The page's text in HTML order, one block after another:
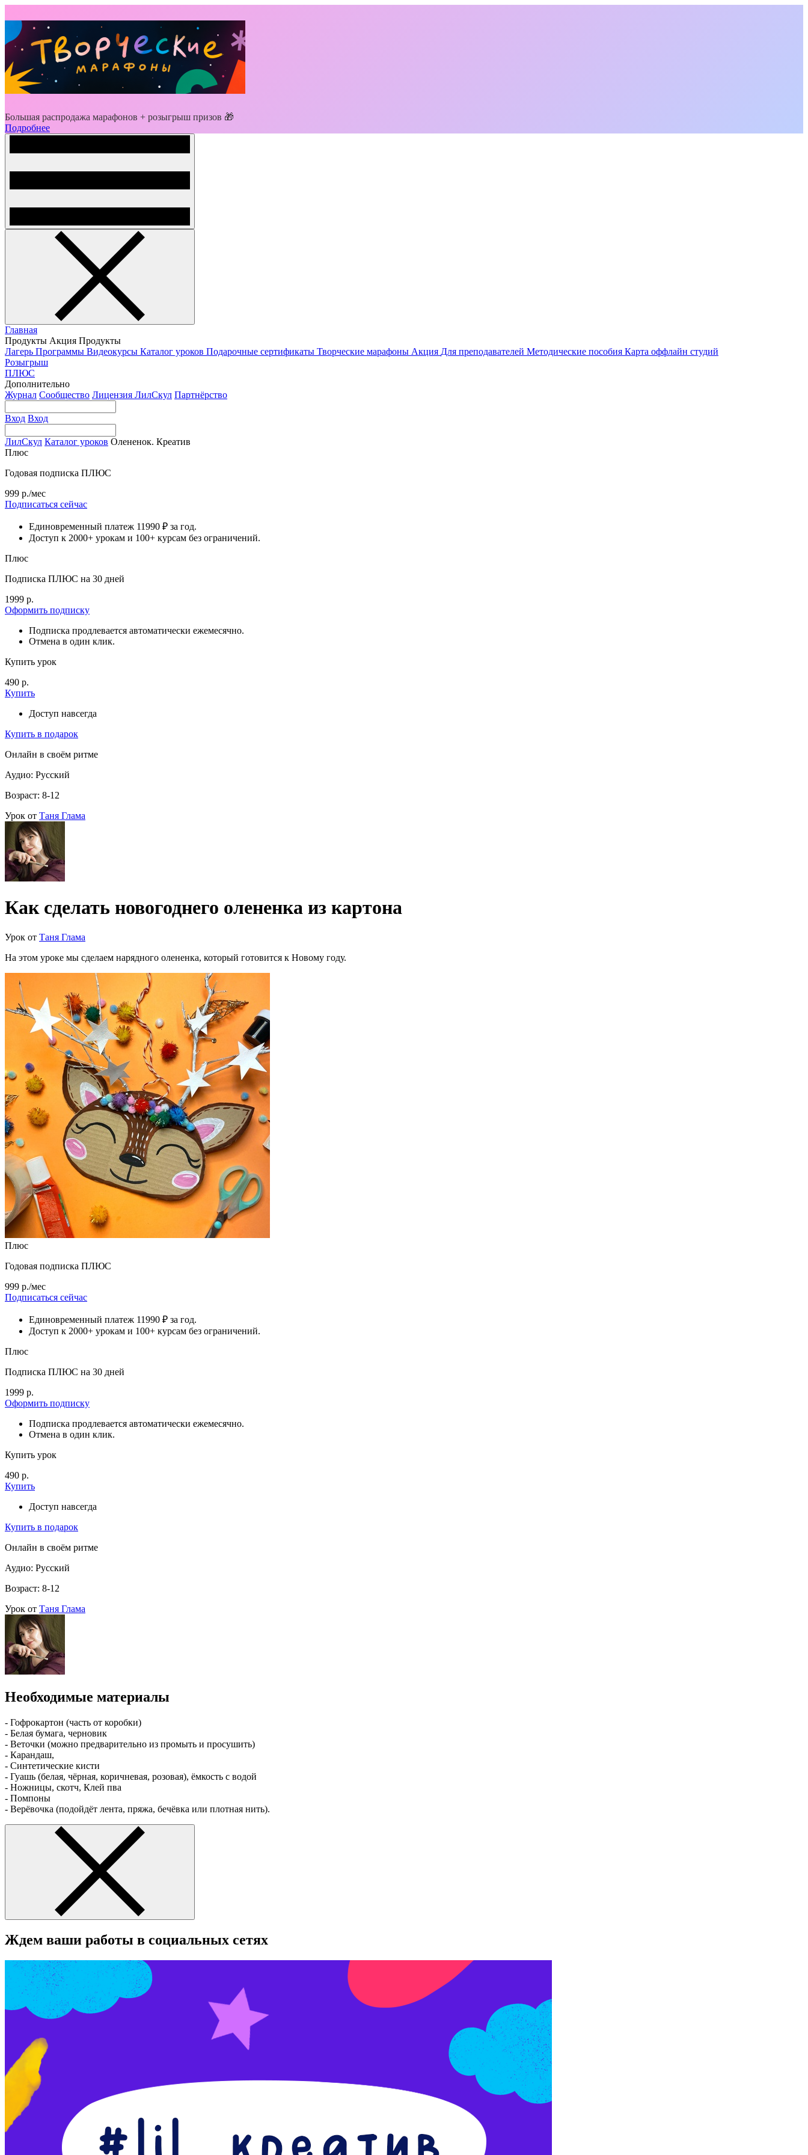
Большая распродажа марафонов + розыгрыш призов 🎁
Подробнее
Главная
Продукты Акция Продукты
Лагерь Программы Видеокурсы Каталог уроков Подарочные сертификаты Творческие марафоны Акция Для преподавателей Методические пособия Карта оффлайн студий
Розыгрыш
ПЛЮС
Дополнительно
Журнал Сообщество Лицензия ЛилСкул Партнёрство
Вход Вход
ЛилСкул Каталог уроков Олененок. Креатив
Плюс
Годовая подписка ПЛЮС
999 р./мес
Подписаться сейчас
Единовременный платеж 11990 ₽ за год.
Доступ к 2000+ урокам и 100+ курсам без ограничений.
Плюс
Подписка ПЛЮС на 30 дней
1999 р.
Оформить подписку
Подписка продлевается автоматически ежемесячно.
Отмена в один клик.
Купить урок
490 р.
Купить
Доступ навсегда
Купить в подарок
Онлайн в своём ритме
Аудио: Русский
Возраст: 8-12
Урок от Таня Глама
Как сделать новогоднего олененка из картона
Урок от Таня Глама
На этом уроке мы сделаем нарядного олененка, который готовится к Новому году.
Плюс
Годовая подписка ПЛЮС
999 р./мес
Подписаться сейчас
Единовременный платеж 11990 ₽ за год.
Доступ к 2000+ урокам и 100+ курсам без ограничений.
Плюс
Подписка ПЛЮС на 30 дней
1999 р.
Оформить подписку
Подписка продлевается автоматически ежемесячно.
Отмена в один клик.
Купить урок
490 р.
Купить
Доступ навсегда
Купить в подарок
Онлайн в своём ритме
Аудио: Русский
Возраст: 8-12
Урок от Таня Глама
Необходимые материалы
- Гофрокартон (часть от коробки)
- Белая бумага, черновик
- Веточки (можно предварительно из промыть и просушить)
- Карандаш,
- Синтетические кисти
- Гуашь (белая, чёрная, коричневая, розовая), ёмкость с водой
- Ножницы, скотч, Клей пва
- Помпоны
- Верёвочка (подойдёт лента, пряжа, бечёвка или плотная нить).
Ждем ваши работы в социальных сетях